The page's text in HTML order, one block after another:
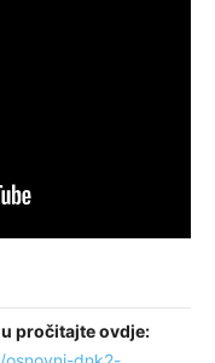
pročitajte ovdje: